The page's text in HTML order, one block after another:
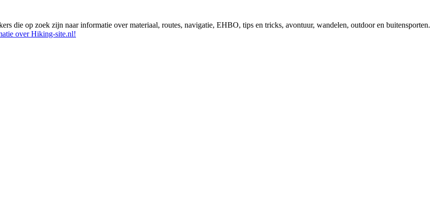
die op zoek zijn naar informatie over materiaal, routes, navigatie, EHBO, tips en tricks, avontuur, wandelen, outdoor en buitensporten.
over Hiking-site.nl!